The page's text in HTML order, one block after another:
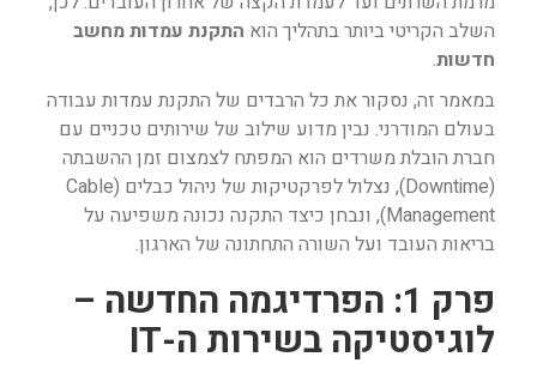
השלב הקריטי ביותר בתהליך הוא התקנת עמדות מחשב
חדשות.
במאמר זה, נסקור את כל הרבדים של התקנת עמדות עבודה
בעולם המודרני. נבין מדוע שילוב של שירותים טכניים עם
חברת הובלת משרדים הוא המפתח לצמצום זמן ההשבתה
(Downtime), נצלול לפרקטיקות של ניהול כבלים (Cable
Management), ונבחן כיצד התקנה נכונה משפיעה על
בריאות העובד ועל השורה התחתונה של הארגון.
פרק 1: הפרדיגמה החדשה –
לוגיסטיקה בשירות ה-IT